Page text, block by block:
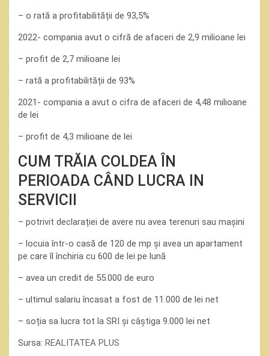
– o rată a profitabilității de 93,5%
2022- compania avut o cifră de afaceri de 2,9 milioane lei
– profit de 2,7 milioane lei
– rată a profitabilității de 93%
2021- compania a avut o cifra de afaceri de 4,48 milioane
de lei
– profit de 4,3 milioane de lei
CUM TRĂIA COLDEA ÎN
PERIOADA CÂND LUCRA IN
SERVICII
– potrivit declarației de avere nu avea terenuri sau mașini
– locuia într-o casă de 120 de mp și avea un apartament
pe care îl închiria cu 600 de lei pe lună
– avea un credit de 55.000 de euro
– ultimul salariu încasat a fost de 11.000 de lei net
– soția sa lucra tot la SRI și câștiga 9.000 lei net
Sursa: REALITATEA PLUS